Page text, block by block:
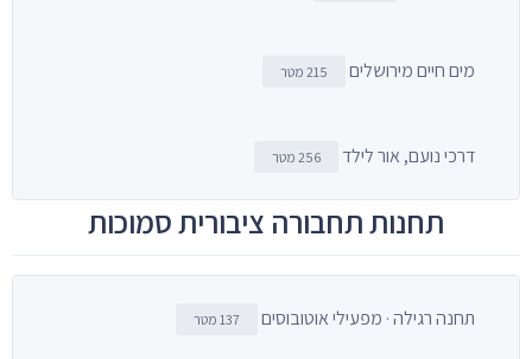
מים חיים מירושלים 215 מטר
דרכי נועם, אור לילד 256 מטר
תחנות תחבורה ציבורית סמוכות
תחנה רגילה · מפעילי אוטובוסים 137 מטר